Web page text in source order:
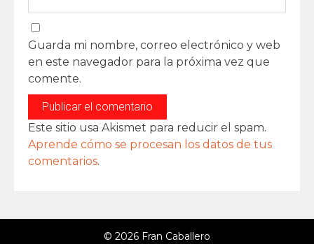
Guarda mi nombre, correo electrónico y web
en este navegador para la próxima vez que
comente.
Este sitio usa Akismet para reducir el spam.
Aprende cómo se procesan los datos de tus
comentarios.
© 2026 Fran Caballero